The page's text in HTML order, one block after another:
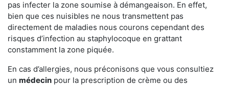
pas infecter la zone soumise à démangeaison. En effet,
bien que ces nuisibles ne nous transmettent pas
directement de maladies nous courons cependant des
risques d’infection au staphylocoque en grattant
constamment la zone piquée.
En cas d’allergies, nous préconisons que vous consultiez
un médecin pour la prescription de crème ou des